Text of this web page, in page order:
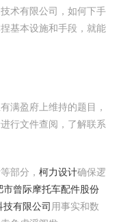
术有限公司，如何下手
基本设施和手段，就能
满盈府上维持的题目，
行文件查阅，了解联系
部分， 柯力设计确保逻
市曾际摩托车配件股份
有限公司 用事实和数